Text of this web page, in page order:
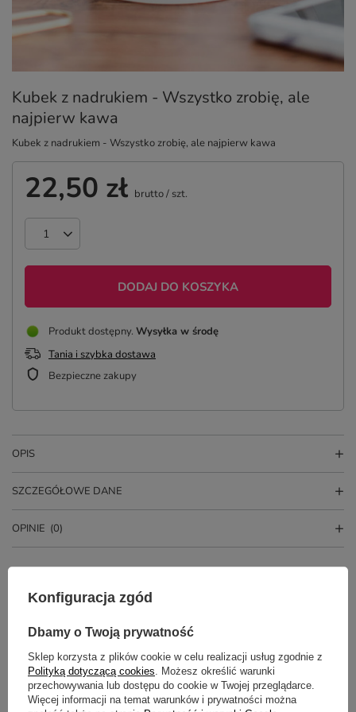
Kubek z nadrukiem - Wszystko zrobię, ale
najpierw kawa
Kubek z nadrukiem - Wszystko zrobię, ale najpierw kawa
22,50 zł brutto/ szt.
DODAJ DO KOSZYKA
Produkt dostępny Wysyłka w środę
Tania i szybka dostawa
Bezpieczne zakupy
OPIS
SZCZEGÓŁOWE DANE
OPINIE (0)
Potrzebujesz pomocy? Masz pytania?
Konfiguracja zgód
Dbamy o Twoją prywatność
Sklep korzysta z plików cookie w celu realizacji usług zgodnie z
Polityką dotyczącą cookies. Możesz określić warunki
przechowywania lub dostępu do cookie w Twojej przeglądarce.
Więcej informacji na temat warunków i prywatności można